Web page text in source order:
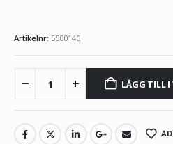
Artikelnr: 5500140
LÄGG TILL I